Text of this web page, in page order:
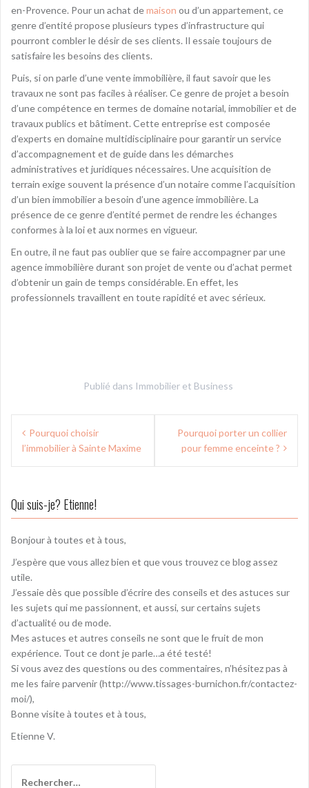
en-Provence. Pour un achat demaison ou d’un appartement, ce
genre d’entité propose plusieurs types d’infrastructure qui
pourront combler le désir de ses clients. Il essaie toujours de
satisfaire les besoins des clients.
Puis, si on parle d’une vente immobilière, il faut savoir que les
travaux ne sont pas faciles à réaliser. Ce genre de projet a besoin
d’une compétence en termes de domaine notarial, immobilier et de
travaux publics et bâtiment. Cette entreprise est composée
d’experts en domaine multidisciplinaire pour garantir un service
d’accompagnement et de guide dans les démarches
administratives et juridiques nécessaires. Une acquisition de
terrain exige souvent la présence d’un notaire comme l’acquisition
d’un bien immobilier a besoin d’une agence immobilière. La
présence de ce genre d’entité permet de rendre les échanges
conformes à la loi et aux normes en vigueur.
En outre, il ne faut pas oublier que se faire accompagner par une
agence immobilière durant son projet de vente ou d’achat permet
d’obtenir un gain de temps considérable. En effet, les
professionnels travaillent en toute rapidité et avec sérieux.
Publié dans Immobilier et Business
i
g
a
t
i
o
n
d
e
l
’
a
Pourquoi choisir
l’immobilier à Sainte Maxime
Pourquoi porter un collier
pour femme enceinte ?
Qui suis-je? Etienne!
Bonjour à toutes et à tous,
J’espère que vous allez bien et que vous trouvez ce blog assez
utile.
J’essaie dès que possible d’écrire des conseils et des astuces sur
les sujets qui me passionnent, et aussi, sur certains sujets
d’actualité ou de mode.
Mes astuces et autres conseils ne sont que le fruit de mon
expérience. Tout ce dont je parle…a été testé!
Si vous avez des questions ou des commentaires, n’hésitez pas à
me les faire parvenir (http://www.tissages-burnichon.fr/contactez-
moi/),
Bonne visite à toutes et à tous,
Etienne V.